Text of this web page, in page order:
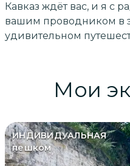
Кавказ ждёт вас, и я с
вашим проводником в
удивительном
Мои
ИНДИВИДУАЛЬНАЯ
пешком